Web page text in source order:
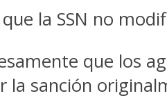
la SSN no
que los
la sanción